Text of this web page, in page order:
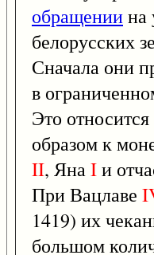
обращениина
белорусских
Сначала они
в
Это
образом к
II, ЯнаIи
При Вацлаве
1419) их
большом